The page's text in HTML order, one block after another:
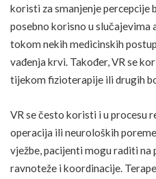
koristi za smanjenje percepcije
posebno korisno u slučajevima
tokom nekih medicinskih
vađenja krvi. Također, VR se
tijekom fizioterapije ili drugih
VR se često koristi i u procesu
operacija ili neuroloških
vježbe, pacijenti mogu raditi
ravnoteže i koordinacije.